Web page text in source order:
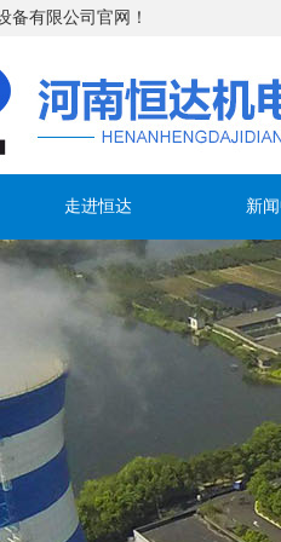
备有限公司官网！
走进恒达 新